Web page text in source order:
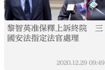
黎智英准保釋上訴終院 三
國安法指定法官處理
2020.12.29 09:49